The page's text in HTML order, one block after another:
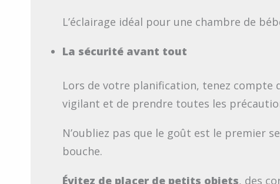
L’éclairage idéal pour une chambre de
La sécurité avant tout
Lors de votre planification, tenez compte
vigilant et de prendre toutes les
N’oubliez pas que le goût est le premier
bouche.
Évitez de placer de petits objets, des